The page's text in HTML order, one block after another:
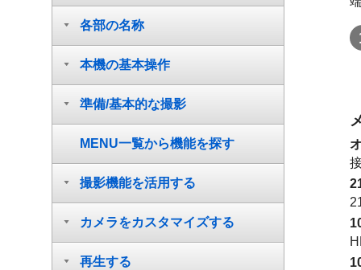
各部の名称
本機の基本操作
準備/基本的な撮影
MENU一覧から機能を探す
撮影機能を活用する
カメラをカスタマイズする
再生する